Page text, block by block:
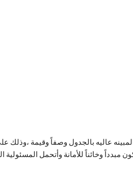
بالجدول وصفاً وقيمة ،وذلك على
مبدداً وخائناً للأمانة وأتحمل المسئولية